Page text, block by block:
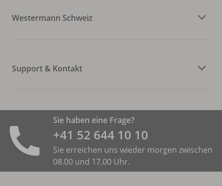
Westermann Schweiz
Support & Kontakt
Sie haben eine Frage?
+41 52 644 10 10
Sie erreichen uns wieder morgen zwischen
08.00 und 17.00 Uhr.